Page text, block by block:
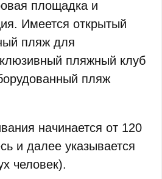
площадка и
Имеется открытый
пляж для
пляжный клуб
пляж
начинается от 120
и далее указывается
человек).